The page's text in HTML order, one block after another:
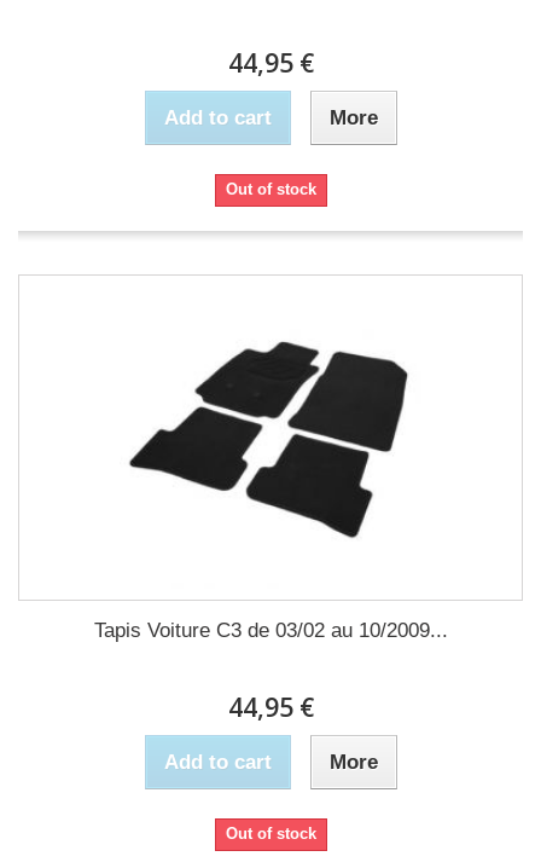
44,95 €
Add to cart More
Out of stock
Tapis Voiture C3 de 03/02 au 10/2009...
44,95 €
Add to cart More
Out of stock